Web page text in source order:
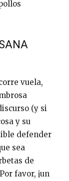
vuela,
(y si
y su
defender
sea
de
favor, ¡un